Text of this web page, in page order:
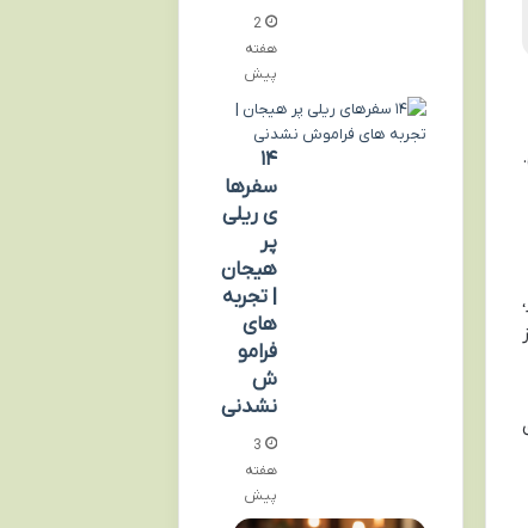
2
هفته
پیش
۱۴
سفرها
ی ریلی
پر
هیجان
| تجربه
های
فرامو
ش
نشدنی
3
هفته
پیش